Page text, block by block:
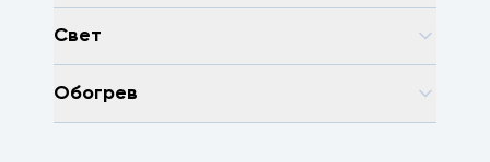
Свет
Обогрев